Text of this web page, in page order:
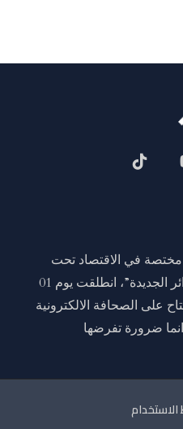
في الاقتصاد تحت
شعار “نافذة على اقتصاد الجزائر الجديدة”، انطلقت يوم 01
والانفتاح على الصحافة الالكترونية
ضرورة تفرضها